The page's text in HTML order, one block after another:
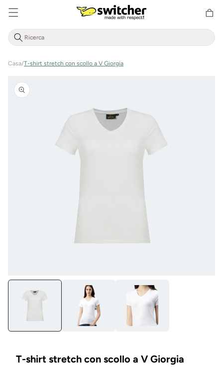
Direttamente
al contenuto
della
Casa/T-shirt stretch con scollo a V Giorgia
informazioni
sul prodotto
Aprire
T-shirt stretch con scollo a V Giorgia